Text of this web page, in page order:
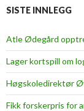
SISTE INNLEGG
Atle Ødegård
Lager kortspill om
Høgskoledirektør
Fikk forskerpris for